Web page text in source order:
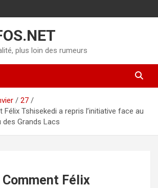
plus loin des rumeurs
27
Félix Tshisekedi a repris l’initiative face au
des Grands Lacs
Félix